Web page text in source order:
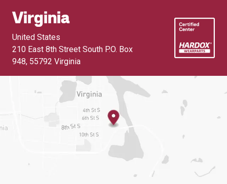
Virginia
United States
210 East 8th Street South P.O. Box
948, 55792 Virginia